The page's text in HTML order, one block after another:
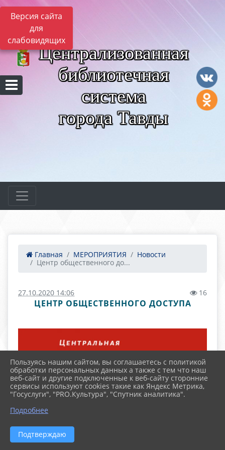
Версия сайта
для
слабовидящих
Централизованная
библиотечная
система
города Тавды
Главная МЕРОПРИЯТИЯ
Новости
Центр общественного до...
27.10.2020 14:06 16
ЦЕНТР ОБЩЕСТВЕННОГО ДОСТУПА
Пользуясь нашим сайтом, вы соглашаетесь с политикой
обработки персональных данных а также с тем что наш
веб-сайт и другие подключенные к веб-сайту сторонние
сервисы используют cookies такие как Яндекс Метрика,
"Госуслуги", "PRO.Культура", "Спутник аналитика".
Подробнее
Подтверждаю